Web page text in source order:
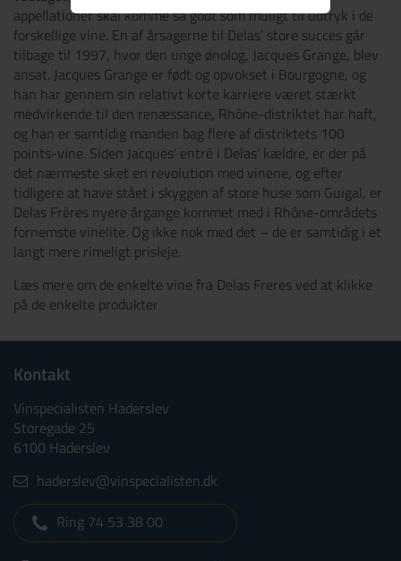
appellationer skal komme så godt som muligt til udtryk i de
forskellige vine. En af årsagerne til Delas’ store succes går
tilbage til 1997, hvor den unge ønolog, Jacques Grange, blev
ansat. Jacques Grange er født og opvokset i Bourgogne, og
han har gennem sin relativt korte karriere været stærkt
medvirkende til den renæssance, Rhône-distriktet har haft,
og han er samtidig manden bag flere af distriktets 100
points-vine. Siden Jacques’ entré i Delas’ kældre, er der på
det nærmeste sket en revolution med vinene, og efter
tidligere at have stået i skyggen af store huse som Guigal, er
Delas Frères nyere årgange kommet med i Rhône-områdets
fornemste vinelite. Og ikke nok med det – de er samtidig i et
langt mere rimeligt prisleje.
Læs mere om de enkelte vine fra Delas Freres ved at klikke
på de enkelte produkter
Kontakt
Vinspecialisten Haderslev
Storegade 25
6100 Haderslev
haderslev@vinspecialisten.dk
Ring 74 53 38 00